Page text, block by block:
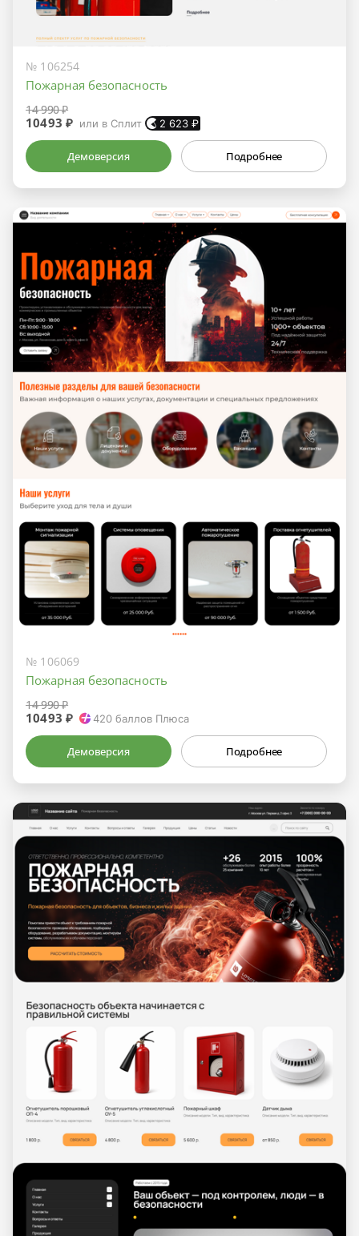
№ 106254
Пожарная безопасность
14 990 ₽
10493 ₽ или в Сплит 2 623 ₽
Демоверсия Подробнее
№ 106069
Пожарная безопасность
14 990 ₽
10493 ₽ 420 баллов Плюса
Демоверсия Подробнее